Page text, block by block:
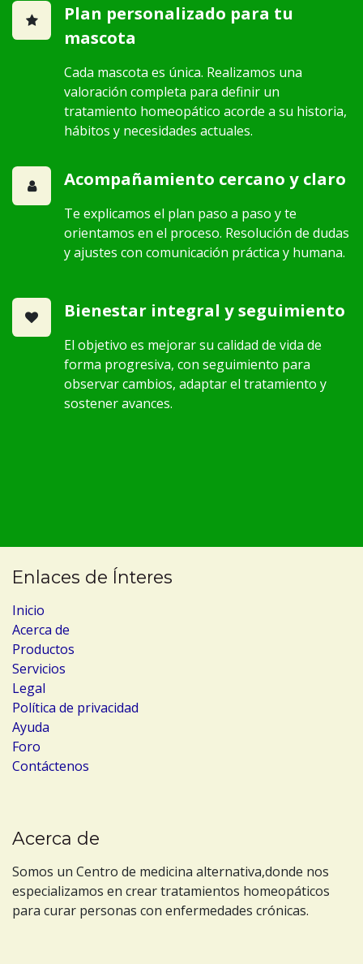
Plan personalizado para tu
mascota
Cada mascota es única. Realizamos una
valoración completa para definir un
tratamiento homeopático acorde a su historia,
hábitos y necesidades actuales.
Acompañamiento cercano y claro
Te explicamos el plan paso a paso y te
orientamos en el proceso. Resolución de dudas
y ajustes con comunicación práctica y humana.
Bienestar integral y seguimiento
El objetivo es mejorar su calidad de vida de
forma progresiva, con seguimiento para
observar cambios, adaptar el tratamiento y
sostener avances.
Enlaces de Ínteres
Inicio
Acerca de
Productos
Servicios
Legal
Política de privacidad
Ayuda
Foro
Contáctenos
Acerca de
Somos un Centro de medicina alternativa,donde nos
especializamos en crear tratamientos homeopáticos
para curar personas con enfermedades crónicas.